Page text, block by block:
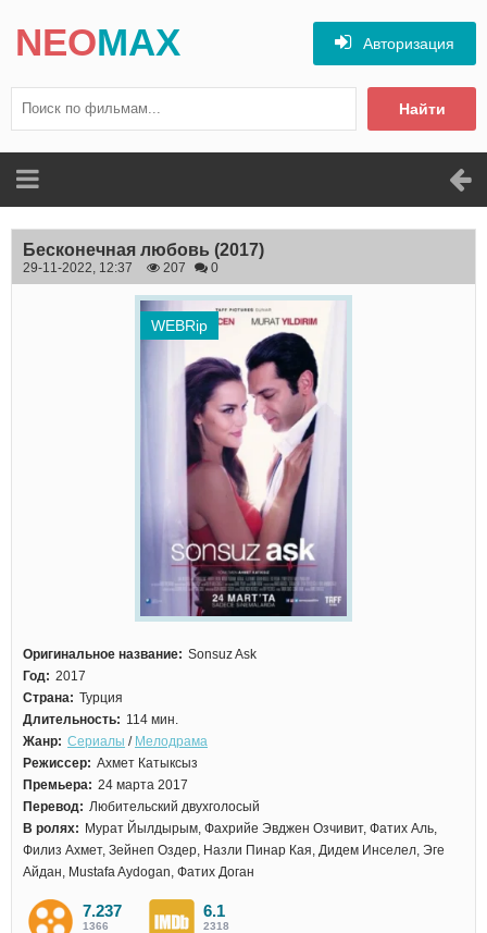
NEOMAX
Найти
Авторизация
Бесконечная любовь (2017)
29-11-2022, 12:37 207 0
WEBRip
Оригинальное название: Sonsuz Ask
Год: 2017
Страна: Турция
Длительность: 114 мин.
Жанр: Сериалы / Мелодрама
Режиссер: Ахмет Катыксыз
Премьера: 24 марта 2017
Перевод: Любительский двухголосый
В ролях: Мурат Йылдырым, Фахрийе Эвджен Озчивит, Фатих Аль,
Филиз Ахмет, Зейнеп Оздер, Назли Пинар Кая, Дидем Инселел, Эге
Айдан, Mustafa Aydogan, Фатих Доган
7.237
1366
6.1
2318